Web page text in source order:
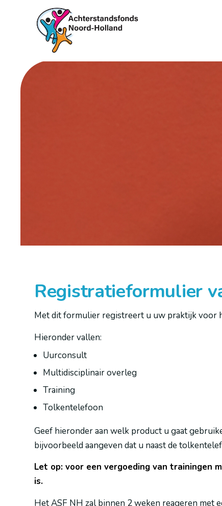
Registratieformulier
Met dit formulier registreert u uw praktijk voor
Hieronder vallen:
Uurconsult
Multidisciplinair overleg
Training
Tolkentelefoon
Geef hieronder aan welk product u gaat
bijvoorbeeld aangeven dat u naast de
Let op: voor een vergoeding van trainingen
is.
Het ASF NH zal binnen 2 weken reageren met